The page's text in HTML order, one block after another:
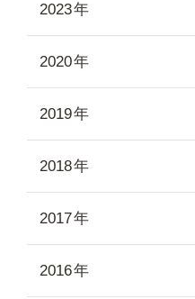
2023
2020
2019
2018
2017
2016